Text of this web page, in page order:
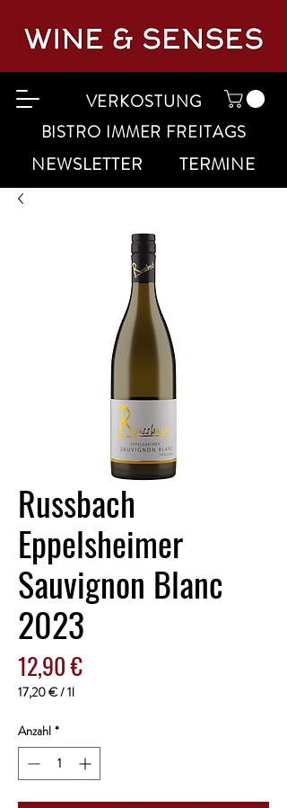
VERKOSTUNG
BISTRO IMMER FREITAGS
NEWSLETTER TERMINE
Russbach
Eppelsheimer
Sauvignon Blanc
2023
12,90 €Preis
17,20 €/1l
pro
1
Liter
Anzahl *